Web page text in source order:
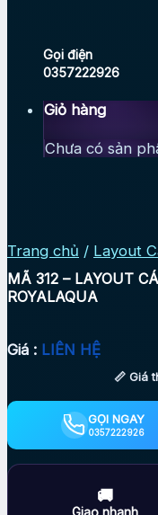
Gọi điện
0357222926
Giỏ hàng
Chưa có sản
Trang chủ / Layout
MÃ 312 – LAYOUT
ROYALAQUA
Giá : LIÊN HỆ
📏 Giá
GỌI NGAY
0357222926
🚚
Giao nhanh